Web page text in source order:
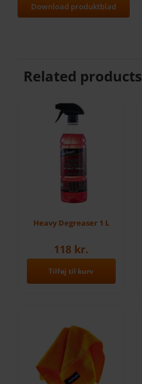
Download produktblad
Related products
Heavy Degreaser 1 L
118 kr.
Tilføj til kurv